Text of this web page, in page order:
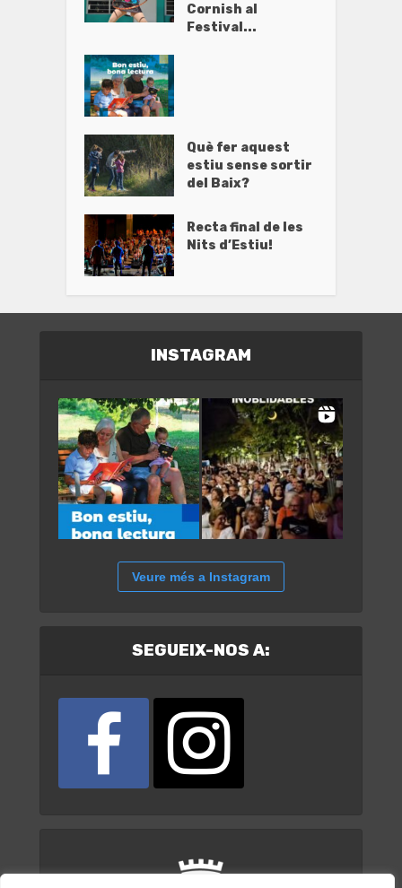
Cornish al
Festival...
Què fer aquest
estiu sense sortir
del Baix?
Recta final de les
Nits d’Estiu!
INSTAGRAM
Veure més a Instagram
SEGUEIX-NOS A: